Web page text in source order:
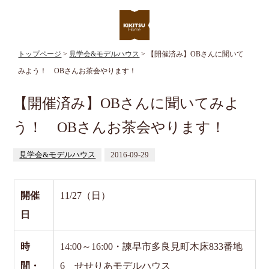
トップページ > 見学会&モデルハウス > 【開催済み】OBさんに聞いて
みよう！ OBさんお茶会やります！
【開催済み】OBさんに聞いてみよ
う！ OBさんお茶会やります！
見学会&モデルハウス 2016-09-29
開催
日
11/27（日）
時
間・
14:00～16:00・諫早市多良見町木床833番地
6 せせりあモデルハウス